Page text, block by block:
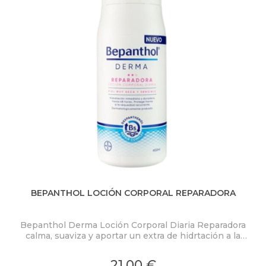
BEPANTHOL LOCIÓN CORPORAL REPARADORA
Bepanthol Derma Loción Corporal Diaria Reparadora
calma, suaviza y aportar un extra de hidrtación a la